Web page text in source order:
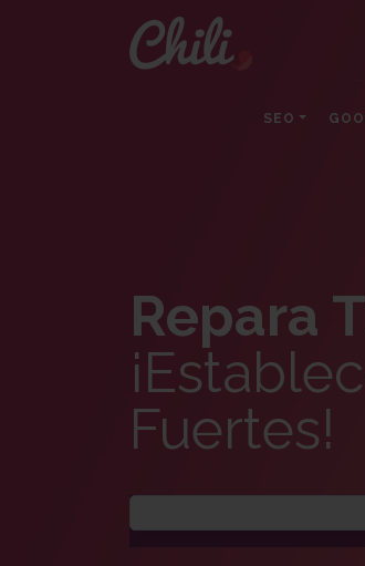
SEO
Repara
Fuertes!